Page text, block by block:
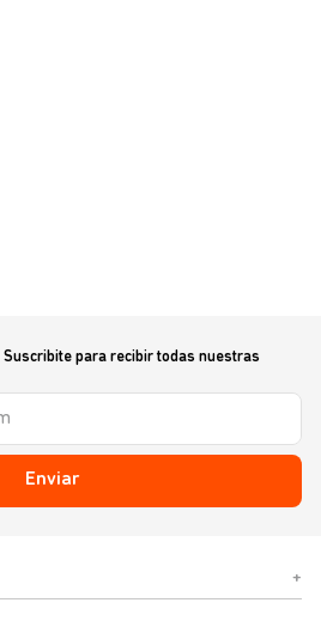
Suscribite para recibir todas nuestras
Enviar
+